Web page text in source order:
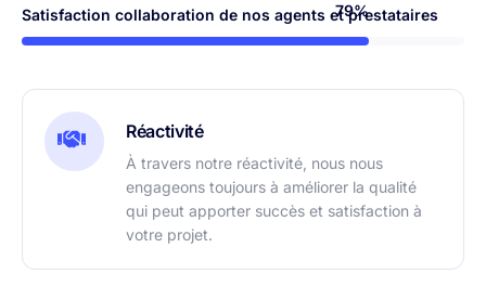
Réactivité
À travers notre réactivité, nous nous
engageons toujours à améliorer la qualité
qui peut apporter succès et satisfaction à
votre projet.
Satisfaction collaboration de nos agents et prestataires
92%